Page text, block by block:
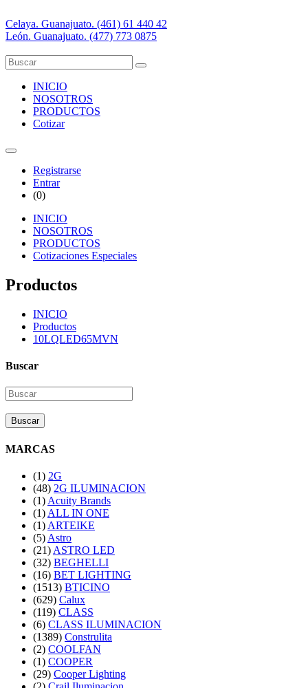
Celaya. Guanajuato. (461) 61 440 42
León. Guanajuato. (477) 773 0875
INICIO
NOSOTROS
PRODUCTOS
Cotizar
Registrarse
Entrar
(0)
INICIO
NOSOTROS
PRODUCTOS
Cotizaciones Especiales
Productos
INICIO
Productos
10LQLED65MVN
Buscar
Buscar
MARCAS
(1) 2G
(48) 2G ILUMINACION
(1) Acuity Brands
(1) ALL IN ONE
(1) ARTEIKE
(5) Astro
(21) ASTRO LED
(32) BEGHELLI
(16) BET LIGHTING
(1513) BTICINO
(629) Calux
(119) CLASS
(6) CLASS ILUMINACION
(1389) Construlita
(2) COOLFAN
(1) COOPER
(29) Cooper Lighting